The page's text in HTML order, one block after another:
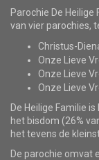
Parochie De
van vier parochies,
Christus-
Onze Lieve
Onze Lieve
Onze Lieve
De Heilige Familie
het bisdom (26%
het tevens de
De parochie omvat